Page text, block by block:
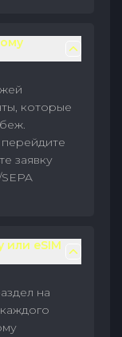
которые
заявку
или eSIM
на